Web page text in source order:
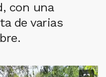
con una
de varias